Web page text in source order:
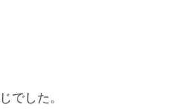
でした。